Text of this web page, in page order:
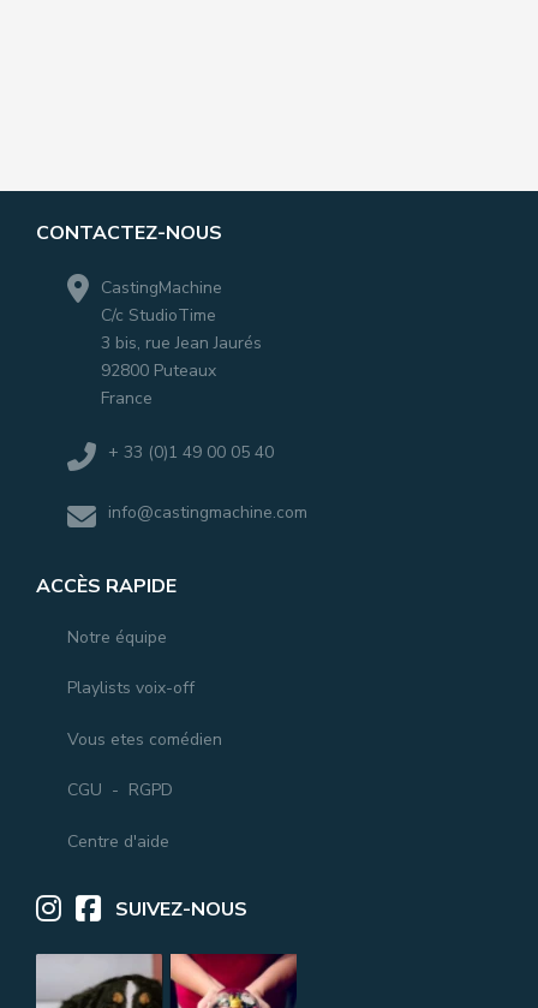
CONTACTEZ-NOUS
CastingMachine
C/c StudioTime
3 bis, rue Jean Jaurés
92800 Puteaux
France
+ 33 (0)1 49 00 05 40
info@castingmachine.com
ACCÈS RAPIDE
Notre équipe
Playlists voix-off
Vous etes comédien
CGU - RGPD
Centre d'aide
SUIVEZ-NOUS